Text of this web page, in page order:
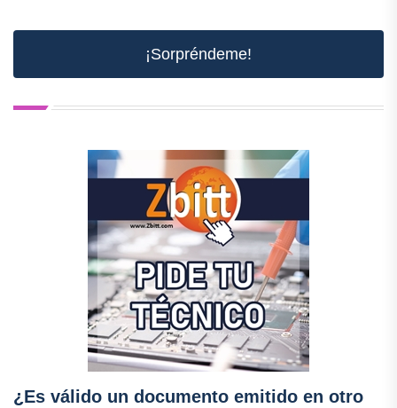
¡Sorpréndeme!
¿Es válido un documento emitido en otro